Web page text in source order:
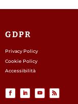
GDPR
Privacy Policy
Cookie Policy
Accessibilità